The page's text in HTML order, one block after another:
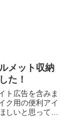
メット収納
た！
ト広告を含みま
ク用の便利アイ
しいと思ってい